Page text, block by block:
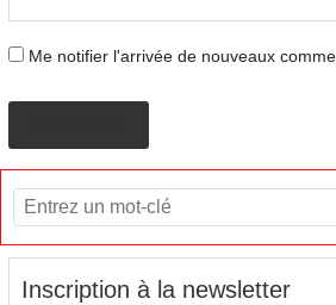
Me notifier l'arrivée de nouveaux
Inscription à la newsletter